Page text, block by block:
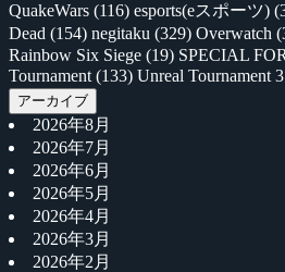
QuakeWars (116) esports(eスポーツ)
Dead (154) negitaku (329) Overwatch
Rainbow Six Siege (19) SPECIAL
Tournament (133) Unreal Tournament 3
アーカイブ
2026年8月
2026年7月
2026年6月
2026年5月
2026年4月
2026年3月
2026年2月